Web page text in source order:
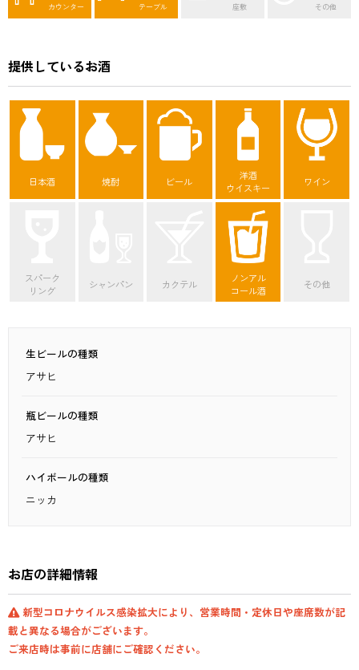
カウンター テーブル 座敷 その他
提供しているお酒
日本酒 焼酎 ビール
洋酒
ウイスキー
ワイン
スパーク
リング
シャンパン カクテル
ノンアル
コール酒
その他
生ビールの種類
アサヒ
瓶ビールの種類
アサヒ
ハイボールの種類
ニッカ
お店の詳細情報
新型コロナウイルス感染拡大により、営業時間・定休日や座席数が記
載と異なる場合がございます。
ご来店時は事前に店舗にご確認ください。